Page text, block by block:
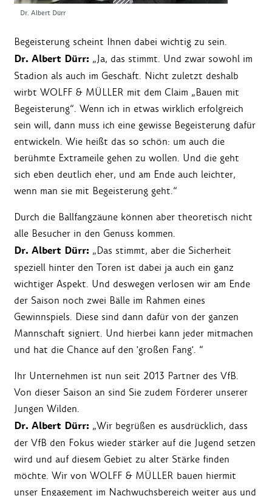
Dr. Albert Dürr
Begeisterung scheint Ihnen dabei wichtig zu sein.
Dr. Albert Dürr: „Ja, das stimmt. Und zwar sowohl im
Stadion als auch im Geschäft. Nicht zuletzt deshalb
wirbt WOLFF & MÜLLER mit dem Claim „Bauen mit
Begeisterung“. Wenn ich in etwas wirklich erfolgreich
sein will, dann muss ich eine gewisse Begeisterung dafür
entwickeln. Wie heißt das so schön: um auch die
berühmte Extrameile gehen zu wollen. Und die geht
sich eben deutlich eher, und am Ende auch leichter,
wenn man sie mit Begeisterung geht.“
Durch die Ballfangzäune können aber theoretisch nicht
alle Besucher in den Genuss kommen.
Dr. Albert Dürr: „Das stimmt, aber die Sicherheit
speziell hinter den Toren ist dabei ja auch ein ganz
wichtiger Aspekt. Und deswegen verlosen wir am Ende
der Saison noch zwei Bälle im Rahmen eines
Gewinnspiels. Diese sind dann dafür von der ganzen
Mannschaft signiert. Und hierbei kann jeder mitmachen
und hat die Chance auf den 'großen Fang'. “
Ihr Unternehmen ist nun seit 2013 Partner des VfB.
Von dieser Saison an sind Sie zudem Förderer unserer
Jungen Wilden.
Dr. Albert Dürr: „Wir begrüßen es ausdrücklich, dass
der VfB den Fokus wieder stärker auf die Jugend setzen
wird und auf diesem Gebiet zu alter Stärke finden
möchte. Wir von WOLFF & MÜLLER bauen hiermit
unser Engagement im Nachwuchsbereich weiter aus und